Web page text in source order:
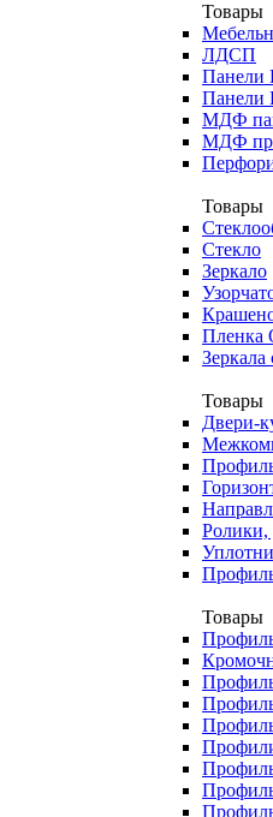
Товары
ЛДСП
Панели
Панели
МДФ
МДФ
Товары
Стекло
Зеркало
Пленка
Зеркала
Товары
Двери-
Ролики,
Товары